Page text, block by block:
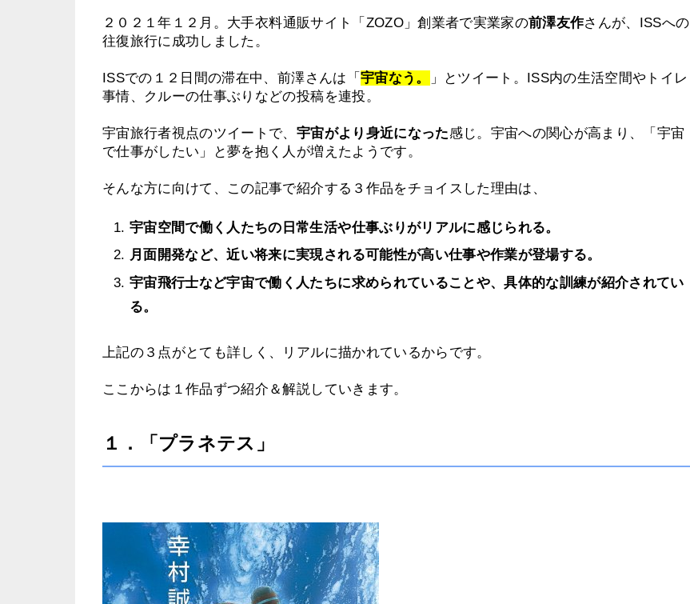
２０２１年１２月。 大手衣料通販サイト「ZOZO」創業者で実業家の前澤友作さんが、ISSへの
往復旅行に成功しました。
ISSでの１２日間の滞在中、前澤さんは 「 宇宙なう。 」とツイート。 ISS内の生活空間やトイレ
事情、クルーの仕事ぶりなどの投稿を連投。
宇宙旅行者視点のツイートで、 宇宙がより身近になった感じ。 宇宙への関心が高まり、「宇宙
で仕事がしたい」と夢を抱く人が増えたようです。
そんな方に向けて、この記事で紹介する３作品をチョイスした理由は、
宇宙空間で働く人たちの日常生活や仕事ぶりがリアルに感じられる。
月面開発など、近い将来に実現される可能性が高い仕事や作業が登場する。
宇宙飛行士など宇宙で働く人たちに求められていることや、具体的な訓練が紹介されてい
る。
上記の３点がとても詳しく、リアルに描かれているからです。
ここからは１作品ずつ紹介＆解説していきます。
１．「プラネテス」